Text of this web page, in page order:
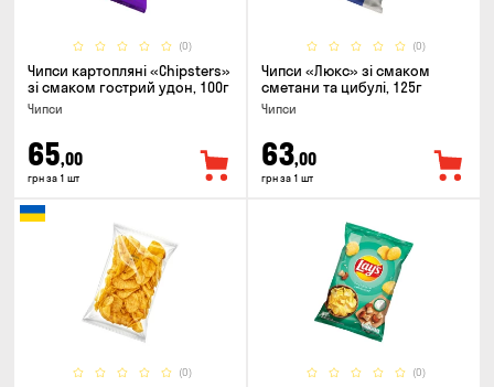
(0)
Чипси картопляні «Chipsters»
зі смаком гострий удон, 100г
Чипси
65,00
грн за 1 шт
(0)
Чипси «Люкс» зі смаком
сметани та цибулі, 125г
Чипси
63,00
грн за 1 шт
(0) (0)